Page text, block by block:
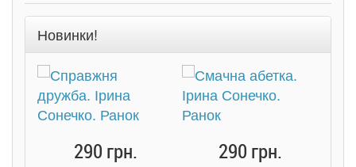
Новинки!
290 грн. 290 грн.